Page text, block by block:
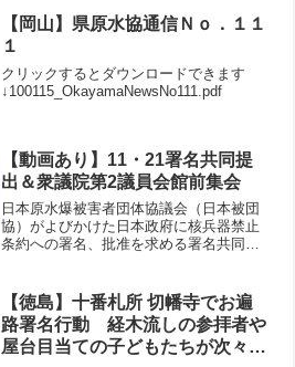
【岡山】県原水協通信Ｎｏ．１１
１
クリックするとダウンロードできます
↓100115_OkayamaNewsNo111.pdf
【動画あり】11・21署名共同提
出＆衆議院第2議員会館前集会
日本原水爆被害者団体協議会（日本被団
協）がよびかけた日本政府に核兵器禁止
条約への署名、批准を求める署名共同提
える参加を含め、北海道から沖縄まで全
国から314人の参...
【徳島】十番札所 切幡寺でお遍
路署名行動 経木流しの参拝者や
屋台目当ての子どもたちが次々署